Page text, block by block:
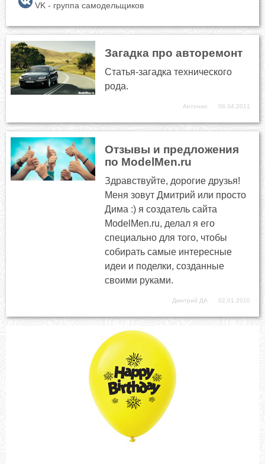
VK - группа самодельщиков
Загадка про авторемонт
Статья-загадка технического
рода.
Антонио 08.04.2011
Отзывы и предложения
по ModelMen.ru
Здравствуйте, дорогие друзья!
Меня зовут Дмитрий или просто
Дима :) я создатель сайта
ModelMen.ru, делал я его
специально для того, чтобы
собирать самые интересные
идеи и поделки, созданные
своими руками.
Дмитрий ДА 02.01.2010